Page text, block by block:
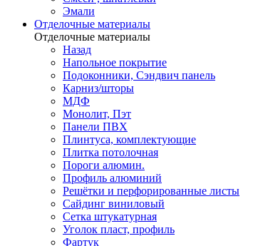
Эмали
Отделочные материалы
Отделочные материалы
Назад
Напольное покрытие
Подоконники, Сэндвич панель
Карниз/шторы
МДФ
Монолит, Пэт
Панели ПВХ
Плинтуса, комплектующие
Плитка потолочная
Пороги алюмин.
Профиль алюминий
Решётки и перфорированные листы
Сайдинг виниловый
Сетка штукатурная
Уголок пласт, профиль
Фартук